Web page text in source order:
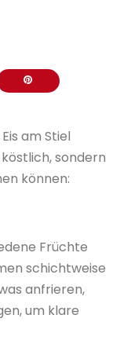
am Stiel
sondern
können:
Früchte
schichtweise
anfrieren,
um klare